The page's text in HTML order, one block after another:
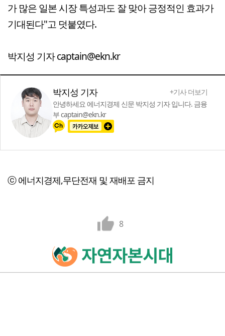
가 많은 일본 시장 특성과도 잘 맞아 긍정적인 효과가
기대된다"고 덧붙였다.
박지성 기자 captain@ekn.kr
박지성 기자
+기사 더보기
안녕하세요 에너지경제 신문 박지성 기자 입니다. 금융
부 captain@ekn.kr
ⓒ 에너지경제,무단전재 및 재배포 금지
8